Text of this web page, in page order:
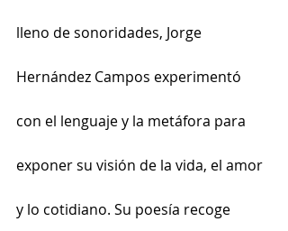
lleno de sonoridades, Jorge
Hernández Campos experimentó
con el lenguaje y la metáfora para
exponer su visión de la vida, el amor
y lo cotidiano. Su poesía recoge